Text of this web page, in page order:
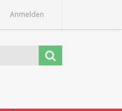
Anmelden